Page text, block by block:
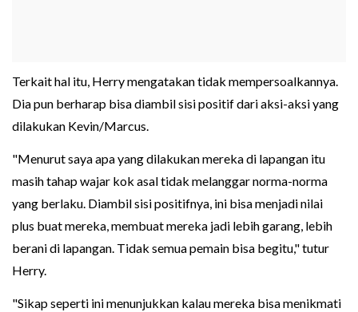
Terkait hal itu, Herry mengatakan tidak mempersoalkannya.
Dia pun berharap bisa diambil sisi positif dari aksi-aksi yang
dilakukan Kevin/Marcus.
"Menurut saya apa yang dilakukan mereka di lapangan itu
masih tahap wajar kok asal tidak melanggar norma-norma
yang berlaku. Diambil sisi positifnya, ini bisa menjadi nilai
plus buat mereka, membuat mereka jadi lebih garang, lebih
berani di lapangan. Tidak semua pemain bisa begitu," tutur
Herry.
"Sikap seperti ini menunjukkan kalau mereka bisa menikmati